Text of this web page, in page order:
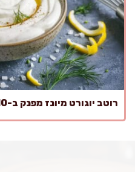
רוטב יוגורט מיונז מפנק ב-10 דקות, בלי שמנת בכלל